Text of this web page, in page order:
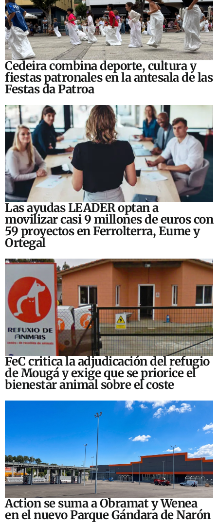
Cedeira combina deporte, cultura y
fiestas patronales en la antesala de las
Festas da Patroa
Las ayudas LEADER optan a
movilizar casi 9 millones de euros con
59 proyectos en Ferrolterra, Eume y
Ortegal
FeC critica la adjudicación del refugio
de Mougá y exige que se priorice el
bienestar animal sobre el coste
Action se suma a Obramat y Wenea
en el nuevo Parque Gándara de Narón